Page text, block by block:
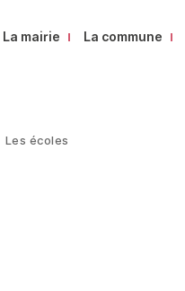
La mairie La commune
Les écoles